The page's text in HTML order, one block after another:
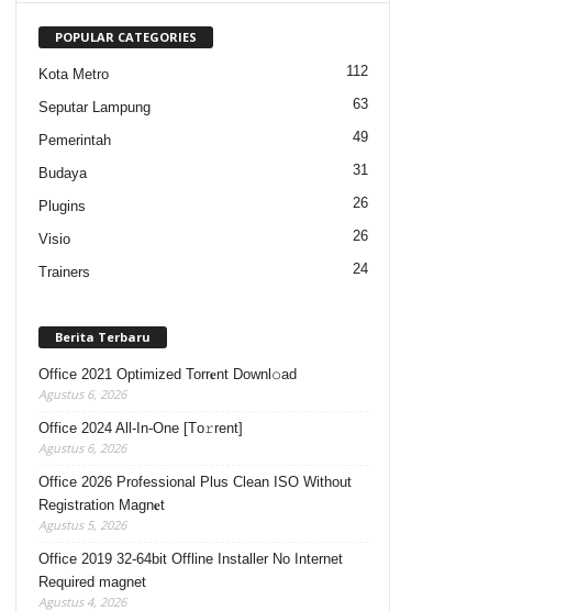
POPULAR CATEGORIES
Kota Metro 112
Seputar Lampung 63
Pemerintah 49
Budaya 31
Plugins 26
Visio 26
Trainers 24
Berita Terbaru
Office 2021 Optimized Torr𝐞nt Downl𝚘аd
Agustus 6, 2026
Office 2024 All-In-One [Тo𝚛rent]
Agustus 6, 2026
Office 2026 Professional Plus Clean ISO Without
Registration Magn𝐞t
Agustus 5, 2026
Office 2019 32-64bit Offline Installer No Internet
Required magnet
Agustus 4, 2026